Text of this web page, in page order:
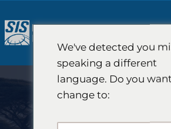
텐
츠
기
We've detected you
speaking a different
language. Do you
change to: